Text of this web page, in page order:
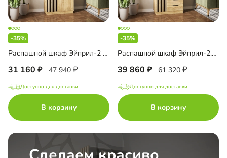
-35%
Распашной шкаф Эйприл-2 Блэк
31 160 47 940
Доступно для доставки
В корзину
-35%
Распашной шкаф Эйприл-2.2 Блэк
39 860 61 320
Доступно для доставки
В корзину